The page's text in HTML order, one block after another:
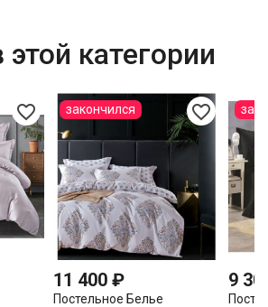
категории
favorite_border favorite_border
11 400 ₽
Постельное Белье
закончился
9